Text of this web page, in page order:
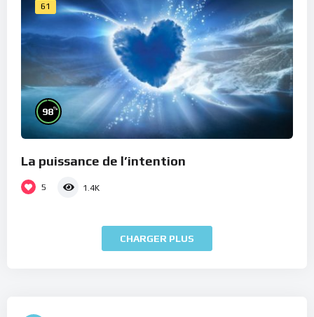
61
98%
La puissance de l’intention
5 1.4K
CHARGER PLUS